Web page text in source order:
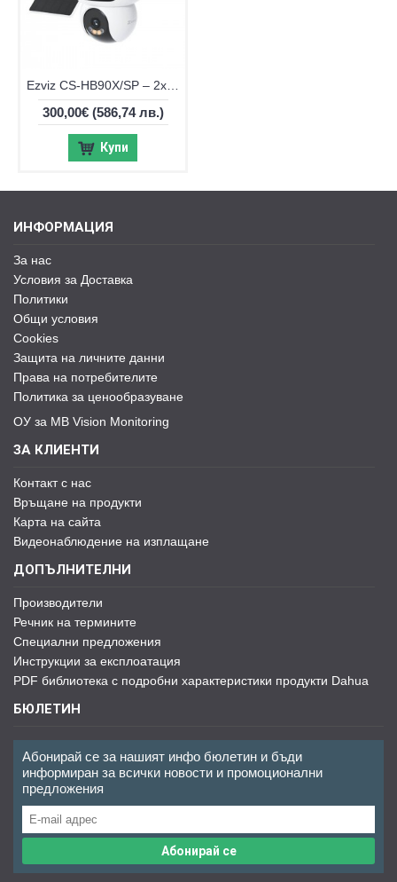
300,00€(586,74 лв.)
Купи
ИНФОРМАЦИЯ
За нас
Условия за Доставка
Политики
Общи условия
Cookies
Защита на личните данни
Права на потребителите
Политика за ценообразуване
ОУ за MB Vision Monitoring
ЗА КЛИЕНТИ
Контакт с нас
Връщане на продукти
Карта на сайта
Видеонаблюдение на изплащане
ДОПЪЛНИТЕЛНИ
Производители
Речник на термините
Специални предложения
Инструкции за експлоатация
PDF библиотека с подробни характеристики продукти Dahua
БЮЛЕТИН
Абонирай се за нашият инфо бюлетин и бъди
информиран за всички новости и промоционални
предложения
Абонирай се